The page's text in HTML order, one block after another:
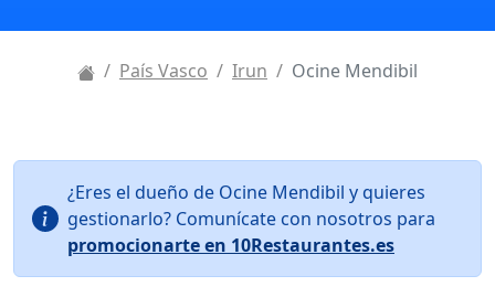
País Vasco Irun Ocine Mendibil
¿Eres el dueño de Ocine Mendibil y quieres
gestionarlo? Comunícate con nosotros para
promocionarte en 10Restaurantes.es